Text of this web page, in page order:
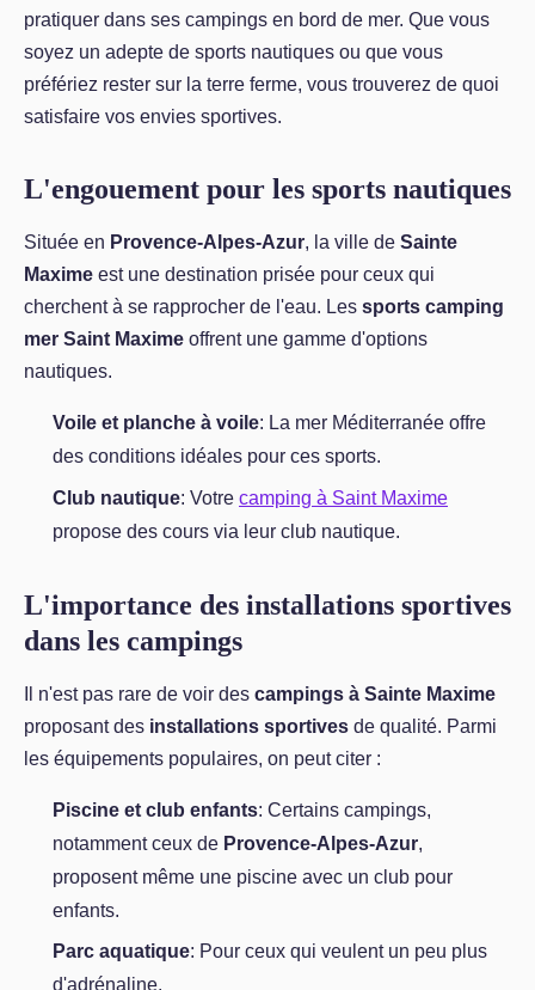
pratiquer dans ses campings en bord de mer. Que vous
soyez un adepte de sports nautiques ou que vous
préfériez rester sur la terre ferme, vous trouverez de quoi
satisfaire vos envies sportives.
L'engouement pour les sports nautiques
Située en Provence-Alpes-Azur, la ville de Sainte
Maxime est une destination prisée pour ceux qui
cherchent à se rapprocher de l'eau. Les sports camping
mer Saint Maxime offrent une gamme d'options
nautiques.
Voile et planche à voile: La mer Méditerranée offre
des conditions idéales pour ces sports.
Club nautique: Votre camping à Saint Maxime
propose des cours via leur club nautique.
L'importance des installations sportives
dans les campings
Il n'est pas rare de voir des campings à Sainte Maxime
proposant des installations sportives de qualité. Parmi
les équipements populaires, on peut citer :
Piscine et club enfants: Certains campings,
notamment ceux de Provence-Alpes-Azur,
proposent même une piscine avec un club pour
enfants.
Parc aquatique: Pour ceux qui veulent un peu plus
d'adrénaline.